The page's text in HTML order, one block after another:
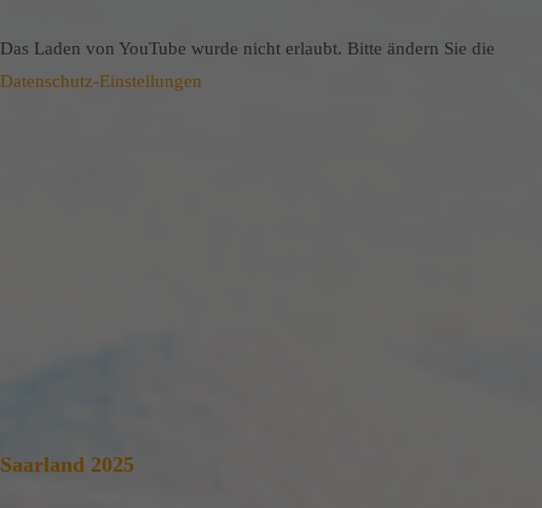
Das Laden von YouTube wurde nicht erlaubt. Bitte ändern Sie die
Datenschutz-Einstellungen
Saarland 2025